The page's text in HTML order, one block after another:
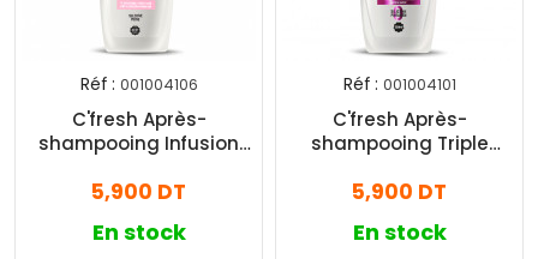
Réf : 001004106
C'fresh Après-
shampooing Infusion
Ternes Et Secs 350ml
5,900 DT
En stock
Réf : 001004101
C'fresh Après-
shampooing Triple
Pour Cheveux Secs Et
5,900 DT
En stock